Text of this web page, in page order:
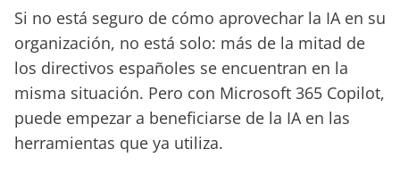
Si no está seguro de cómo aprovechar la IA en su
organización, no está solo: más de la mitad de
los directivos españoles se encuentran en la
misma situación. Pero con Microsoft 365 Copilot,
puede empezar a beneficiarse de la IA en las
herramientas que ya utiliza.